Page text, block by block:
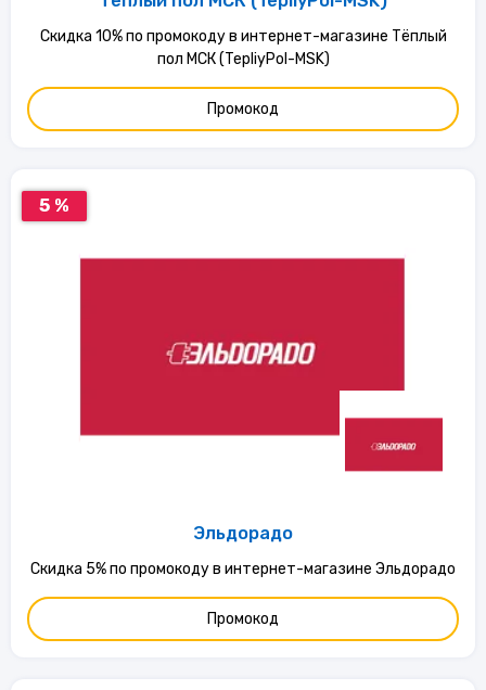
Скидка 10% по промокоду в интернет-магазине Тёплый
пол МСК (TepliyPol-MSK)
Промокод
5 %
Эльдорадо
Скидка 5% по промокоду в интернет-магазине Эльдорадо
Промокод